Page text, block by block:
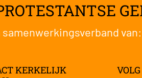
samenwerkingsverband van:
KERKELIJK